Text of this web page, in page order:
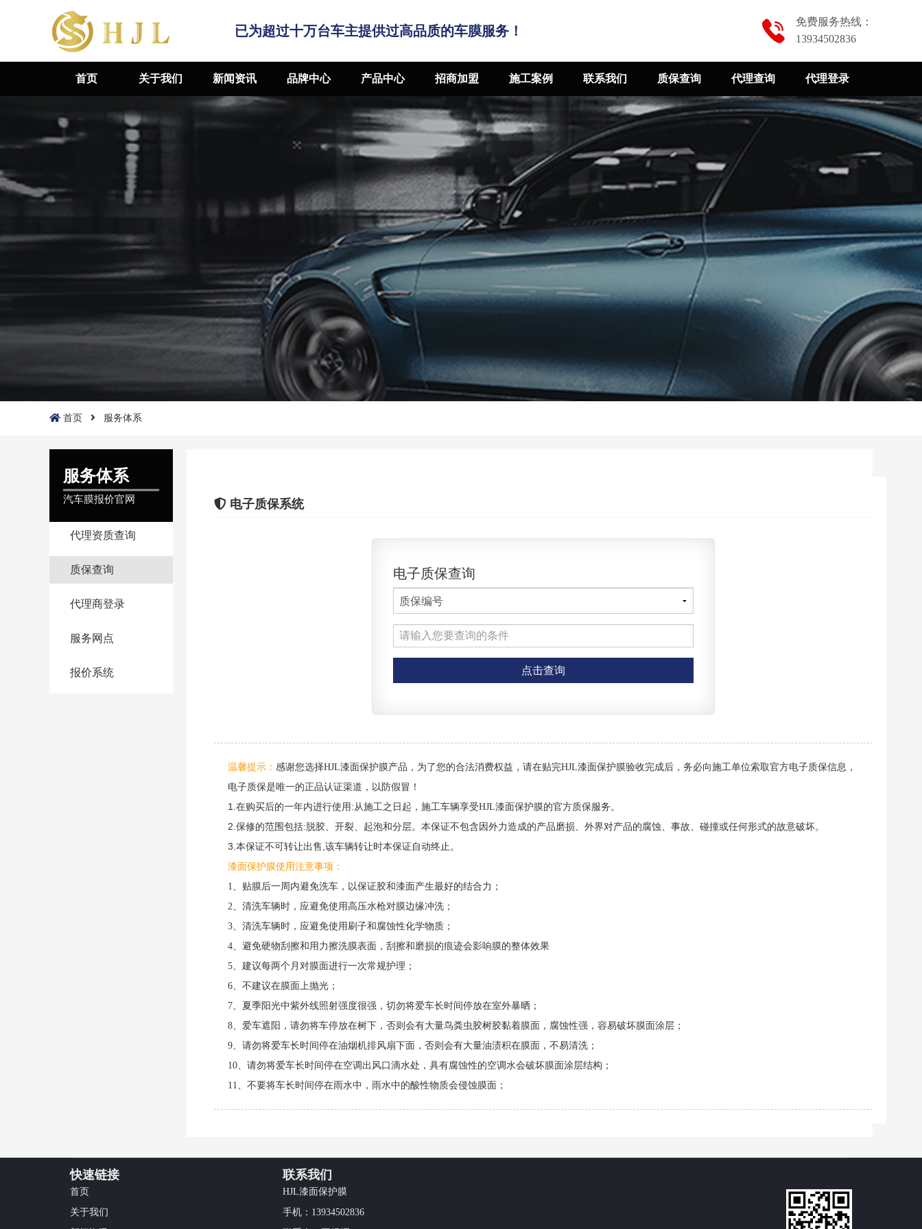
已为超过十万台车主提供过高品质的车膜服务！
免费服务热线：
13934502836
首页 关于我们 新闻资讯 品牌中心 产品中心 招商加盟 施工案例 联系我们 质保查询 代理查询 代理登录
首页 服务体系
服务体系
汽车膜报价官网
代理资质查询
质保查询
代理商登录
服务网点
报价系统
电子质保系统
电子质保查询
温馨提示： 感谢您选择HJL漆面保护膜产品，为了您的合法消费权益，请在贴完HJL漆面保护膜验收完成后，务必向施工单位索取官方电子质保信息，
电子质保是唯一的正品认证渠道，以防假冒！
1.在购买后的一年内进行使用:从施工之日起，施工车辆享受HJL漆面保护膜的官方质保服务。
2.保修的范围包括:脱胶、开裂、起泡和分层。本保证不包含因外力造成的产品磨损、外界对产品的腐蚀、事故、碰撞或任何形式的故意破坏。
3.本保证不可转让出售,该车辆转让时本保证自动终止。
漆面保护膜使用注意事项：
1、贴膜后一周内避免洗车，以保证胶和漆面产生最好的结合力；
2、清洗车辆时，应避免使用高压水枪对膜边缘冲洗；
3、清洗车辆时，应避免使用刷子和腐蚀性化学物质；
4、避免硬物刮擦和用力擦洗膜表面，刮擦和磨损的痕迹会影响膜的整体效果
5、建议每两个月对膜面进行一次常规护理；
6、不建议在膜面上抛光；
7、夏季阳光中紫外线照射强度很强，切勿将爱车长时间停放在室外暴晒；
8、爱车遮阳，请勿将车停放在树下，否则会有大量鸟粪虫胶树胶黏着膜面，腐蚀性强，容易破坏膜面涂层；
9、请勿将爱车长时间停在油烟机排风扇下面，否则会有大量油渍积在膜面，不易清洗；
10、请勿将爱车长时间停在空调出风口滴水处，具有腐蚀性的空调水会破坏膜面涂层结构；
11、不要将车长时间停在雨水中，雨水中的酸性物质会侵蚀膜面；
快速链接
首页
关于我们
联系我们
HJL漆面保护膜
手机：13934502836